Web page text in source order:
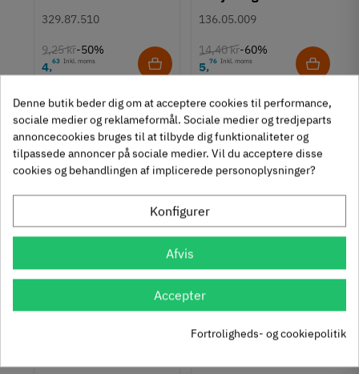
M4 bolt
Bøjlegreb
Stil
Klassisk
TilstandNy
Euroskruer
329.87.510
9,25 kr-50%
4,63 Inkl. moms
312 stk på lager
stål
136.05.009
14,40 kr-60%
5,76 Inkl. moms
1131 stk på lager
Se også disse alternativer i stedet
Häfele Deco H2520 -
Art Deco bøjlegreb -
106.71.100
Häfele Deco H2515 -
Art Deco knopgreb m/
struktur - Bronzefarve
106.71.073
66,15 Inkl. moms
Denne butik beder dig om at acceptere cookies til performance,
sociale medier og reklameformål. Sociale medier og tredjeparts
annoncecookies bruges til at tilbyde dig funktionaliteter og
tilpassede annoncer på sociale medier. Vil du acceptere disse
cookies og behandlingen af implicerede personoplysninger?
Konfigurer
Afvis
Accepter
Fortroligheds- og cookiepolitik